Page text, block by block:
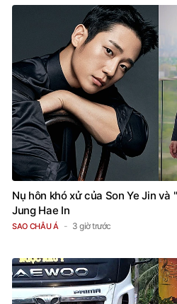
Nụ hôn khó xử của Son Ye Jin và
Jung Hae In
SAO CHÂU Á 3 giờ trước